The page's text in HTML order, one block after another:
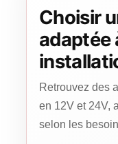
Choisir
adaptée
Retrouvez des
en 12V et 24V,
selon les